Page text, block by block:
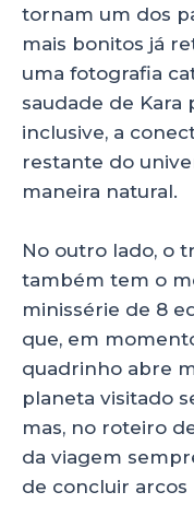
tornam um dos
mais bonitos já
uma fotografia
saudade de Kara
inclusive, a
restante do
maneira natural.
No outro lado, o
também tem o
minissérie de 8
que, em
quadrinho abre
planeta visitado
mas, no roteiro
da viagem
de concluir arcos